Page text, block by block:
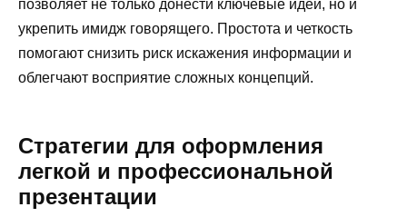
позволяет не только донести ключевые идеи, но и
укрепить имидж говорящего. Простота и четкость
помогают снизить риск искажения информации и
облегчают восприятие сложных концепций.
Стратегии для оформления
легкой и профессиональной
презентации